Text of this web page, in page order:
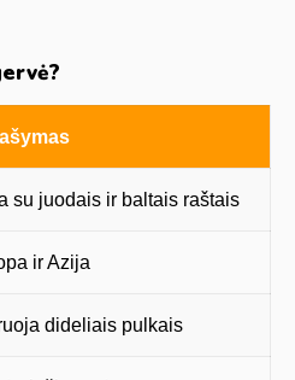
su juodais ir baltais raštais
ir Azija
dideliais pulkais